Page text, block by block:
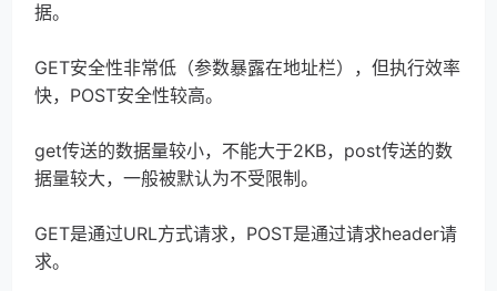
据。
GET安全性非常低（参数暴露在地址栏），但执行效率
快，POST安全性较高。
get传送的数据量较小，不能大于2KB，post传送的数
据量较大，一般被默认为不受限制。
GET是通过URL方式请求，POST是通过请求header请
求。